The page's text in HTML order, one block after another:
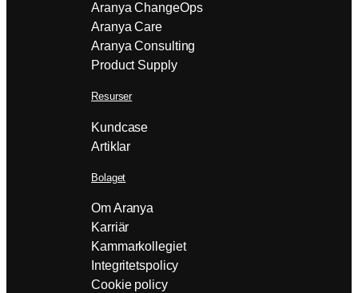
Aranya ChangeOps
Aranya Care
Aranya Consulting
Product Supply
Resurser
Kundcase
Artiklar
Bolaget
Om Aranya
Karriär
Kammarkollegiet
Integritetspolicy
Cookie policy